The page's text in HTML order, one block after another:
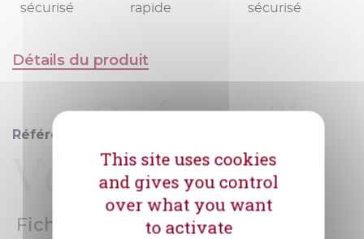
sécurisé
rapide
sécurisé
Détails du produit
Référence
Océane &
Vous Rouge
Fiche technique
This site uses cookies
and gives you control
over what you want
to activate